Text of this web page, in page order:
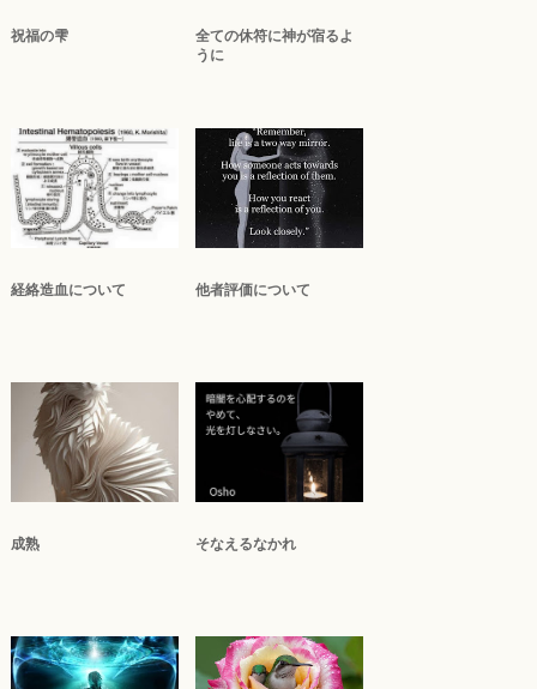
祝福の雫
全ての休符に神が宿るよ
うに
経絡造血について 他者評価について
成熟 そなえるなかれ